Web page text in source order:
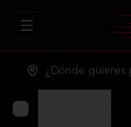
Abrir menu de
¿Dónde quieres